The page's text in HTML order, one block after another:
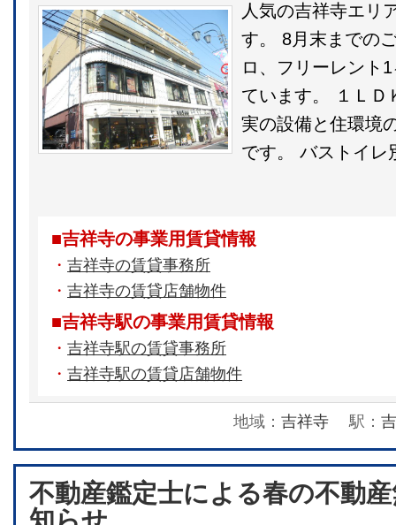
人気の吉祥寺エリ
す。 8月末までの
ロ、フリーレント
ています。 １ＬＤ
実の設備と住環境
です。 バストイ
■吉祥寺の事業用賃貸情報
・ 吉祥寺の賃貸事務所
・ 吉祥寺の賃貸店舗物件
■吉祥寺駅の事業用賃貸情報
・ 吉祥寺駅の賃貸事務所
・ 吉祥寺駅の賃貸店舗物件
地域： 吉祥寺 駅：
不動産鑑定士による春の不動